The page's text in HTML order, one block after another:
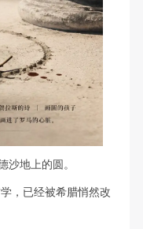
地上的圆。
，已经被希腊悄然改